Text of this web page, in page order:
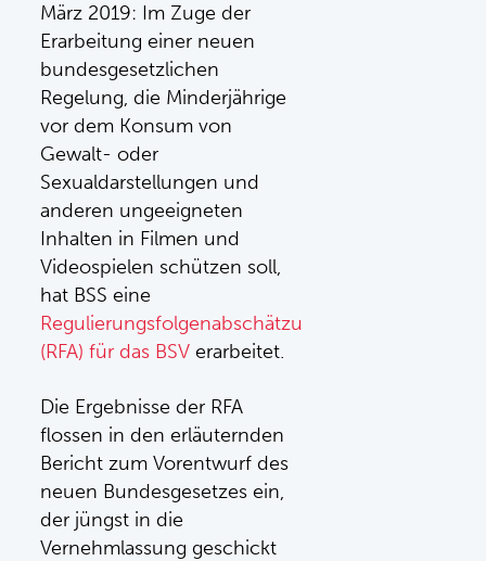
März 2019: Im Zuge der
Erarbeitung einer neuen
bundesgesetzlichen
Regelung, die Minderjährige
vor dem Konsum von
Gewalt- oder
Sexualdarstellungen und
anderen ungeeigneten
Inhalten in Filmen und
Videospielen schützen soll,
hat BSS eine
Regulierungsfolgenabschätzung
(RFA) für das BSV erarbeitet.
Die Ergebnisse der RFA
flossen in den erläuternden
Bericht zum Vorentwurf des
neuen Bundesgesetzes ein,
der jüngst in die
Vernehmlassung geschickt